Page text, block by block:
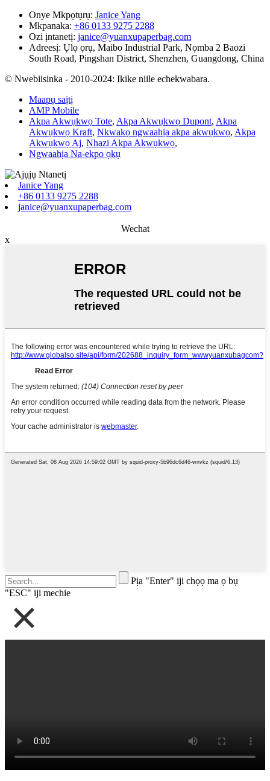
Onye Mkpọtụrụ: Janice Yang
Mkpanaka: +86 0133 9275 2288
Ozi ịntanetị: janice@yuanxupaperbag.com
Adreesị: Ụlọ ọrụ, Maibo Industrial Park, Nọmba 2 Baozi
South Road, Pingshan District, Shenzhen, Guangdong, China
© Nwebiisinka - 2010-2024: Ikike niile echekwabara.
Maapụ saịtị
AMP Mobile
Akpa Akwụkwọ Tote, Akpa Akwụkwọ Dupont, Akpa
Akwụkwọ Kraft, Nkwakọ ngwaahịa akpa akwụkwọ, Akpa
Akwụkwọ Aj, Nhazi Akpa Akwụkwọ,
Ngwaahịa Na-ekpo ọkụ
Janice Yang
+86 0133 9275 2288
janice@yuanxupaperbag.com
Wechat
x
Pịa "Enter" iji chọọ ma ọ bụ
"ESC" iji mechie